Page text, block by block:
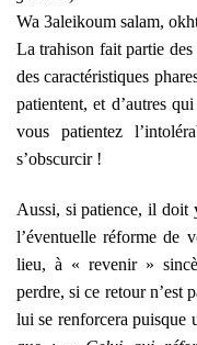
Wa 3aleikoum salam,
La trahison fait partie des
des caractéristiques
patientent, et d’autres
vous patientez
s’obscurcir !
Aussi, si patience, il doit
l’éventuelle réforme de
lieu, à « revenir »
perdre, si ce retour n’est
lui se renforcera puisque